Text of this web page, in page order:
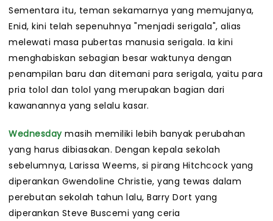
Sementara itu, teman sekamarnya yang memujanya,
Enid, kini telah sepenuhnya "menjadi serigala", alias
melewati masa pubertas manusia serigala. Ia kini
menghabiskan sebagian besar waktunya dengan
penampilan baru dan ditemani para serigala, yaitu para
pria tolol dan tolol yang merupakan bagian dari
kawanannya yang selalu kasar.
Wednesdaymasih memiliki lebih banyak perubahan
yang harus dibiasakan. Dengan kepala sekolah
sebelumnya, Larissa Weems, si pirang Hitchcock yang
diperankan Gwendoline Christie, yang tewas dalam
perebutan sekolah tahun lalu, Barry Dort yang
diperankan Steve Buscemi yang ceria